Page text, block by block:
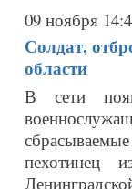
09 ноября
Солдат,
области
В сети
пехотинец